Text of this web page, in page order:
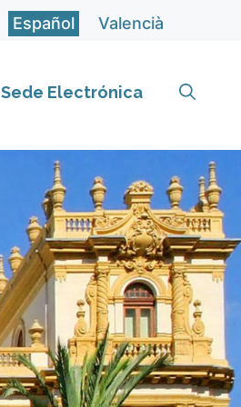
Español Valencià
Sede Electrónica